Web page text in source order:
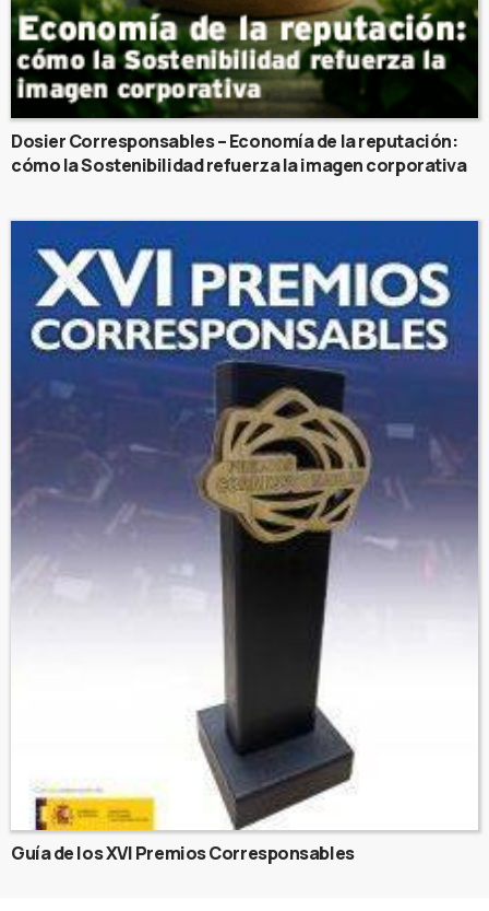
Dosier Corresponsables – Economía de la reputación:
cómo la Sostenibilidad refuerza la imagen corporativa
Guía de los XVI Premios Corresponsables